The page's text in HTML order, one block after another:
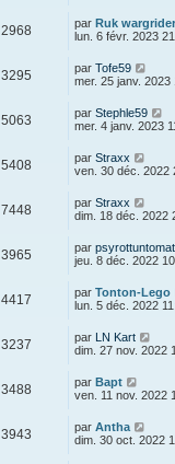
2968 par Ruk wargrider
lun. 6 févr. 2023
3295 par Tofe59
mer. 25 janv. 2023
5063 par Stephle59
mer. 4 janv. 2023
5408 par Straxx
ven. 30 déc. 2022
7448 par Straxx
dim. 18 déc. 2022
3965 par
jeu. 8 déc. 2022
4417 par Tonton-Lego
lun. 5 déc. 2022
3237 par LN Kart
dim. 27 nov. 2022
3488 par Bapt
ven. 11 nov. 2022
3943 par Antha
dim. 30 oct. 2022